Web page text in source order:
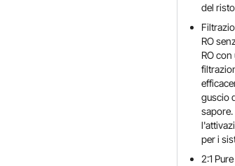
del
RO
RO
guscio
per i
2:1